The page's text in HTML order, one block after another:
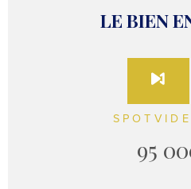
LE BIEN
95